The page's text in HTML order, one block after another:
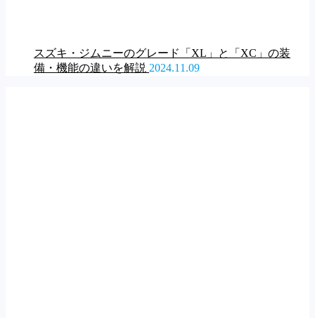
スズキ・ジムニーのグレード「XL」と「XC」の装
備・機能の違いを解説 2024.11.09